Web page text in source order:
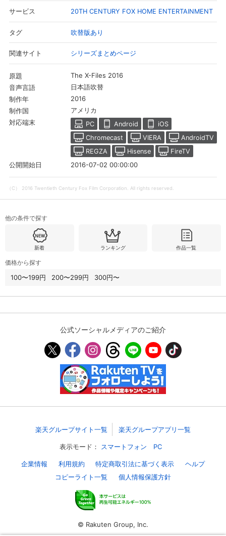
閲覧履歴
の削除も可能です。
す。
視聴デバイス一覧
視聴年齢制限の変更時にパスコード入力が
求められるのでお子さまがいても安心で
す。
メルマガ
レスの変更が可能です。
ログアウト
サービス 20TH CENTURY FOX HOME ENTERTAINMENT
タグ 吹替版あり
関連サイト シリーズまとめページ
原題 The X-Files 2016
音声言語 日本語吹替
制作年 2016
制作国 アメリカ
対応端末 PC Android
iOS
Chromecast
VIERA
AndroidTV
REGZA
Hisense
FireTV
公開開始日
2016-07-02 00:00:00
（C） 2016 Twentieth Century Fox Film Corporation. All rights reserved.
他の条件で探す
新着 ランキング 作品一覧
価格から探す
100〜199円 200〜299円 300円〜
公式ソーシャルメディアのご紹介
楽天グループサイト一覧 楽天グループアプリ一覧
表示モード： スマートフォン PC
企業情報 利用規約 特定商取引法に基づく表示
ヘルプ
コピーライト一覧
個人情報保護方針
© Rakuten Group, Inc.